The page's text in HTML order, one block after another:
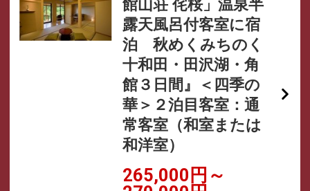
館山荘 侘桜」温泉半
露天風呂付客室に宿
泊 秋めくみちのく
十和田・田沢湖・角
館３日間』＜四季の
華＞２泊目客室：通
常客室（和室または
和洋室）
265,000円～